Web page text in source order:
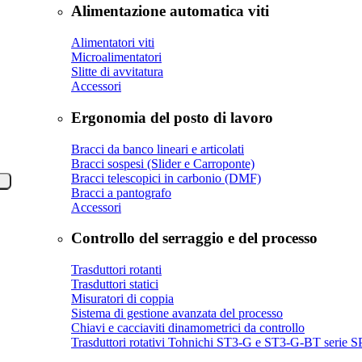
Alimentazione automatica viti
Alimentatori viti
Microalimentatori
Slitte di avvitatura
Accessori
Ergonomia del posto di lavoro
Bracci da banco lineari e articolati
Bracci sospesi (Slider e Carroponte)
Bracci telescopici in carbonio (DMF)
Bracci a pantografo
Accessori
Controllo del serraggio e del processo
Trasduttori rotanti
Trasduttori statici
Misuratori di coppia
Sistema di gestione avanzata del processo
Chiavi e cacciaviti dinamometrici da controllo
Trasduttori rotativi Tohnichi ST3-G e ST3-G-BT serie